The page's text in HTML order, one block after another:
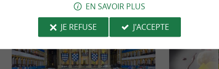
EN SAVOIR PLUS
JE REFUSE
J'ACCEPTE